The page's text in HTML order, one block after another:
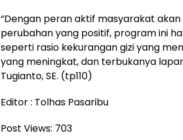
“Dengan peran aktif masyarakat
perubahan yang positif, program ini
seperti rasio kekurangan gizi yang
yang meningkat, dan terbukanya
Tugianto, SE. (tp110)
Editor : Tolhas Pasaribu
Post Views: 703